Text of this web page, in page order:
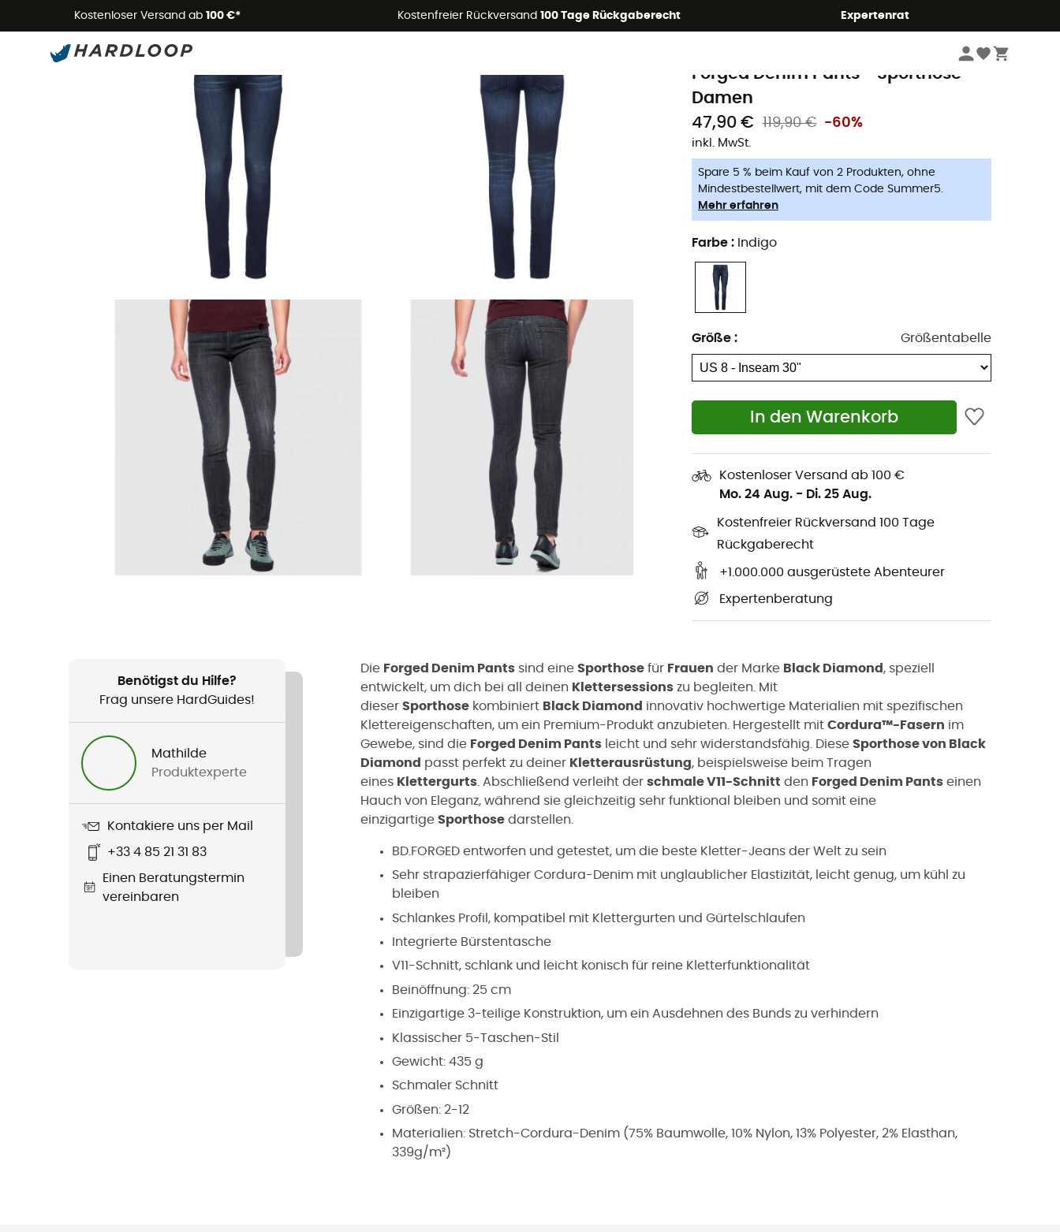
Kostenloser Versand ab 100 €* Kostenfreier Rückversand 100 Tage Rückgaberecht Expertenrat
-5% Extra - Code Summer5
Outdoor Bekleidung - Damen Outdoor Hosen - Damen
Forged Denim Pants - Sporthose -
Damen
47,90 €
119,90 € -60%
inkl. MwSt.
Spare 5 % beim Kauf von 2 Produkten, ohne
Mindestbestellwert, mit dem Code Summer5.
Mehr erfahren
Farbe : Indigo
Größe : Größentabelle
In den Warenkorb
Kostenloser Versand ab 100 €
Mo. 24 Aug. - Di. 25 Aug.
Kostenfreier Rückversand 100 Tage
Rückgaberecht
+1.000.000 ausgerüstete Abenteurer
Expertenberatung
Benötigst du Hilfe?
Frag unsere HardGuides!
Mathilde
Produktexperte
Kontakiere uns per Mail
+33 4 85 21 31 83
Einen Beratungstermin
vereinbaren
Die Forged Denim Pants sind eine Sporthose für Frauen der Marke Black Diamond , speziell
entwickelt, um dich bei all deinen Klettersessions zu begleiten. Mit
dieser Sporthose kombiniert Black Diamond innovativ hochwertige Materialien mit spezifischen
Klettereigenschaften, um ein Premium-Produkt anzubieten . Hergestellt mit Cordura™-Fasern im
Gewebe, sind die Forged Denim Pants leicht und sehr widerstandsfähig. Diese Sporthose von Black
Diamond passt perfekt zu deiner Kletterausrüstung, beispielsweise beim Tragen
eines Klettergurts Abschließend verleiht der schmale V11-Schnitt den Forged Denim Pants einen
Hauch von Eleganz, während sie gleichzeitig sehr funktional bleiben und somit eine
einzigartige Sporthose darstellen.
BD.FORGED entworfen und getestet, um die beste Kletter-Jeans der Welt zu sein
Sehr strapazierfähiger Cordura-Denim mit unglaublicher Elastizität, leicht genug, um kühl zu
bleiben
Schlankes Profil, kompatibel mit Klettergurten und Gürtelschlaufen
Integrierte Bürstentasche
V11-Schnitt, schlank und leicht konisch für reine Kletterfunktionalität
Beinöffnung: 25 cm
Einzigartige 3-teilige Konstruktion, um ein Ausdehnen des Bunds zu verhindern
Klassischer 5-Taschen-Stil
Gewicht: 435 g
Schmaler Schnitt
Größen: 2-12
Materialien: Stretch-Cordura-Denim (75% Baumwolle, 10% Nylon, 13% Polyester, 2% Elasthan,
339g/m²)